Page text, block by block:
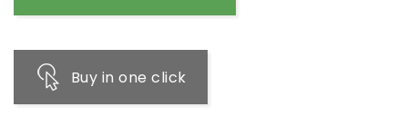
Buy in one click